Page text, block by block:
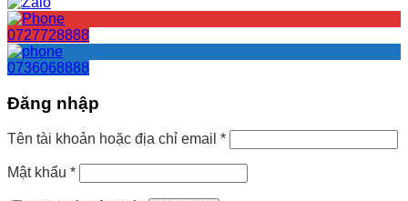
0727728888
0736068888
Đăng nhập
Tên tài khoản hoặc địa chỉ email *
Mật khẩu *